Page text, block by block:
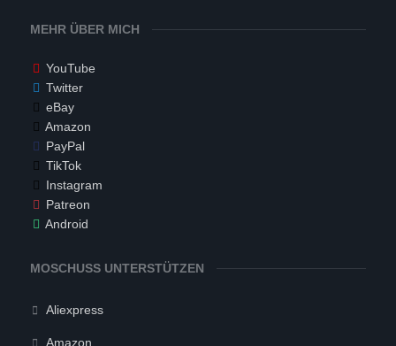
MEHR ÜBER MICH
YouTube
Twitter
eBay
Amazon
PayPal
TikTok
Instagram
Patreon
Android
MOSCHUSS UNTERSTÜTZEN
Aliexpress
Amazon